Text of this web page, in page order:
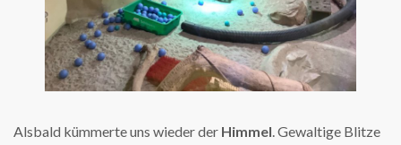
Alsbald kümmerte uns wieder der Himmel. Gewaltige Blitze